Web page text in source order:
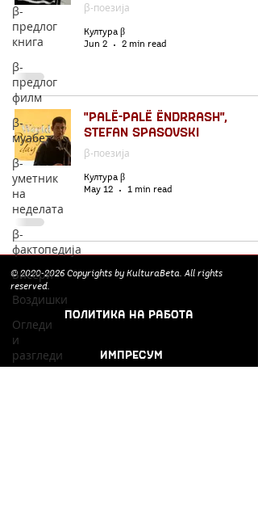
β-
предлог
книга
β-
предлог
филм
β-
муабет
β-
уметник
на
неделата
β-
фактопедија
Бисери
Воздишки
Огледи
и
разгледи
β-поезија
Култура β
Jun 2
2 min read
"PALË-PALË ËNDRRASH",
STEFAN SPASOVSKI
β-поезија
Култура β
May 12
1 min read
©2020-2026Copyrights by KulturaBeta. All rights
reserved.
ПОЛИТИКА НА РАБОТА
ИМПРЕСУМ